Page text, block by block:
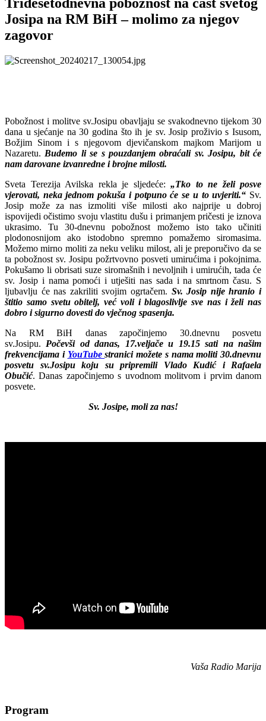
Josipa na RM BiH – molimo za njegov
zagovor
Pobožnost i molitve sv.Josipu obavljaju se svakodnevno tijekom 30
dana u sjećanje na 30 godina što ih je sv. Josip proživio s Isusom,
Božjim Sinom i s njegovom djevičanskom majkom Marijom u
Nazaretu. Budemo li se s pouzdanjem obraćali sv. Josipu, bit će
nam darovane izvanredne i brojne milosti.
Sveta Terezija Avilska rekla je sljedeće: „Tko to ne želi posve
vjerovati, neka jednom pokuša i potpuno će se u to uvjeriti.“ Sv.
Josip može za nas izmoliti više milosti ako najprije u dobroj
ispovijedi očistimo svoju vlastitu dušu i primanjem pričesti je iznova
ukrasimo. Tu 30-dnevnu pobožnost možemo isto tako učiniti
plodonosnijom ako istodobno spremno pomažemo siromasima.
Možemo mirno moliti za neku veliku milost, ali je preporučivo da se
ta pobožnost sv. Josipu požrtvovno posveti umirućima i pokojnima.
Pokušamo li obrisati suze siromašnih i nevoljnih i umirućih, tada će
sv. Josip i nama pomoći i utješiti nas sada i na smrtnom času. S
ljubavlju će nas zakriliti svojim ogrtačem. Sv. Josip nije hranio i
štitio samo svetu obitelj, već voli i blagoslivlje sve nas i želi nas
dobro i sigurno dovesti do vječnog spasenja.
Na RM BiH danas započinjemo 30.dnevnu posvetu
sv.Josipu. Počevši od danas, 17.veljače u 19.15 sati na našim
frekvencijama i YouTubestranici možete s nama moliti 30.dnevnu
posvetu sv.Josipu koju su pripremili Vlado Kudić i Rafaela
Obučić. Danas započinjemo s uvodnom molitvom i prvim danom
posvete.
Sv. Josipe, moli za nas!
Vaša Radio Marija
Program